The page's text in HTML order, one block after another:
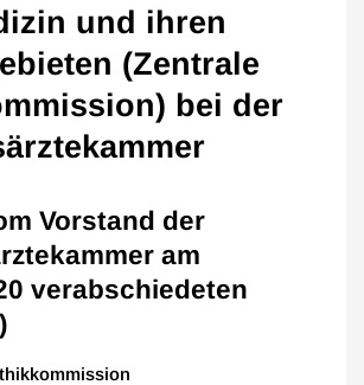
und ihren
(Zentrale
bei der
Vorstand der
am
verabschiedeten